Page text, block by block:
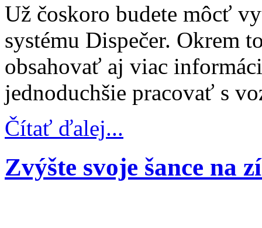
Už čoskoro budete môcť
systému Dispečer. Okrem
obsahovať aj viac
jednoduchšie pracovať s
Čítať ďalej...
Zvýšte svoje šance na